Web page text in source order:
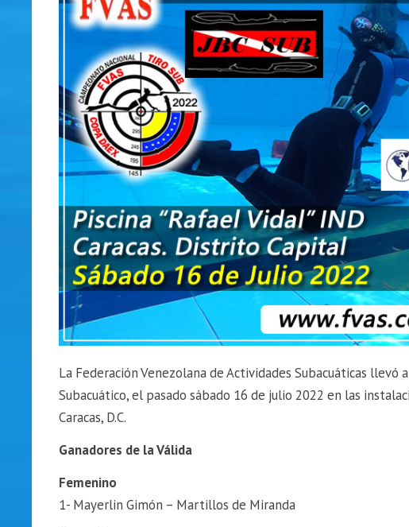
La Federación Venezolana de Actividades Subacuáticas
Subacuático, el pasado sábado 16 de julio 2022 en las
Caracas, D.C.
Ganadores de la Válida
Femenino
1- Mayerlin Gimón – Martillos de Miranda